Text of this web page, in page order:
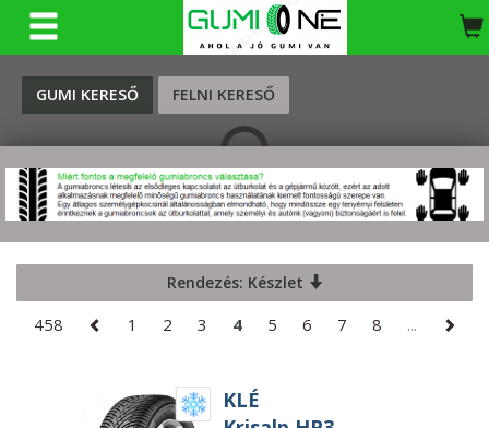
GUMI KERESŐ FELNI KERESŐ
KERESÉS
Rendezés: Készlet
458 1 2 3 4 5 6 7 8 ...
KLÉ